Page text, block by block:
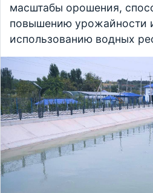
масштабы орошения,
повышению урожайности
использованию водных